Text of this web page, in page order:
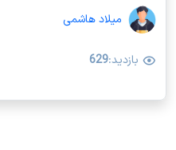
میلاد هاشمی
بازدید:629